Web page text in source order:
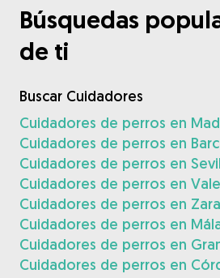
Búsquedas
de ti
Buscar Cuidadores
Cuidadores de perros en
Cuidadores de perros en
Cuidadores de perros en
Cuidadores de perros en
Cuidadores de perros en
Cuidadores de perros en
Cuidadores de perros en
Cuidadores de perros en